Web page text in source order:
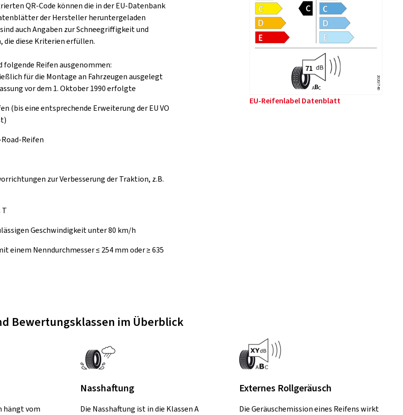
QR-Code können die in der EU-Datenbank
der Hersteller heruntergeladen
auch Angaben zur Schneegriffigkeit und
die diese Kriterien erfüllen.
folgende Reifen ausgenommen:
für die Montage an Fahrzeugen ausgelegt
vor dem 1. Oktober 1990 erfolgte
(bis eine entsprechende Erweiterung der EU VO
Reifen
zur Verbesserung der Traktion, z.B.
T
Geschwindigkeit unter 80 km/h
einem Nenndurchmesser ≤ 254 mm oder ≥ 635
ABC 2020/740
EU-Reifenlabel Datenblatt
Bewertungsklassen im Überblick
hängt vom
Nasshaftung
Die Nasshaftung ist in die Klassen A
Externes Rollgeräusch
Die Geräuschemission eines Reifens wirkt